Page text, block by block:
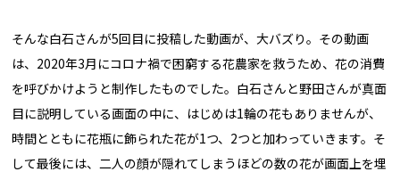
そんな白石さんが5回目に投稿した動画が、大バズり。その動画
は、2020年3月にコロナ禍で困窮する花農家を救うため、花の消費
を呼びかけようと制作したものでした。白石さんと野田さんが真面
目に説明している画面の中に、はじめは1輪の花もありませんが、
時間とともに花瓶に飾られた花が1つ、2つと加わっていきます。そ
して最後には、二人の顔が隠れてしまうほどの数の花が画面上を埋